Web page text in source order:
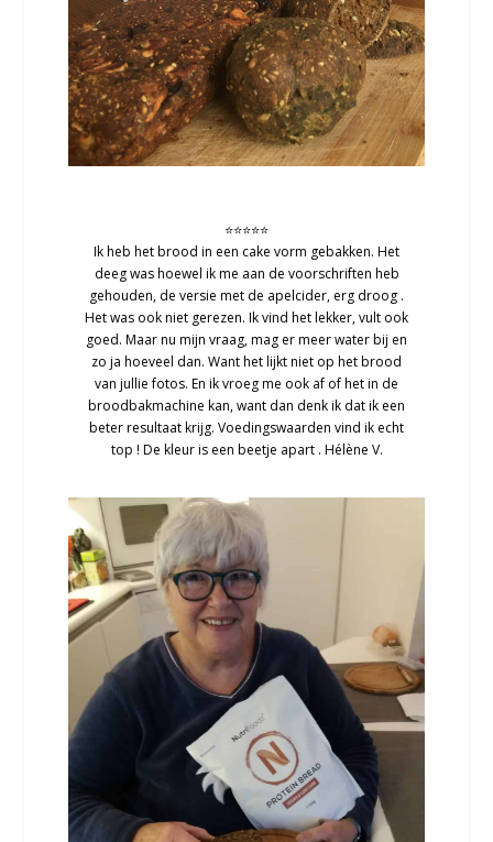
⭐⭐⭐⭐⭐
Ik heb het brood in een cake vorm gebakken. Het
deeg was hoewel ik me aan de voorschriften heb
gehouden, de versie met de apelcider, erg droog .
Het was ook niet gerezen. Ik vind het lekker, vult ook
goed. Maar nu mijn vraag, mag er meer water bij en
zo ja hoeveel dan. Want het lijkt niet op het brood
van jullie fotos. En ik vroeg me ook af of het in de
broodbakmachine kan, want dan denk ik dat ik een
beter resultaat krijg. Voedingswaarden vind ik echt
top ! De kleur is een beetje apart . Hélène V.